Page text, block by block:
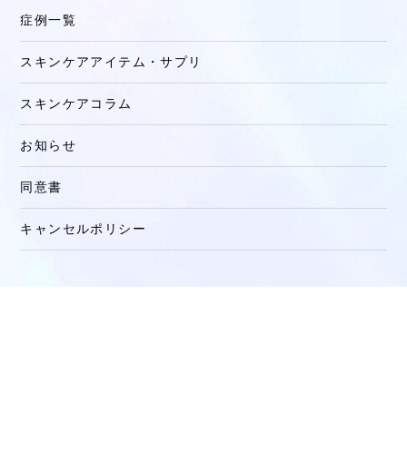
症例一覧
スキンケアアイテム・サプリ
スキンケアコラム
お知らせ
同意書
キャンセルポリシー